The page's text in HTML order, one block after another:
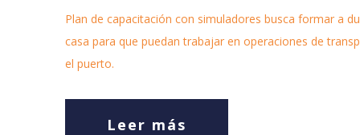
Plan de capacitación con simuladores busca formar a
casa para que puedan trabajar en operaciones de
el puerto.
Leer más